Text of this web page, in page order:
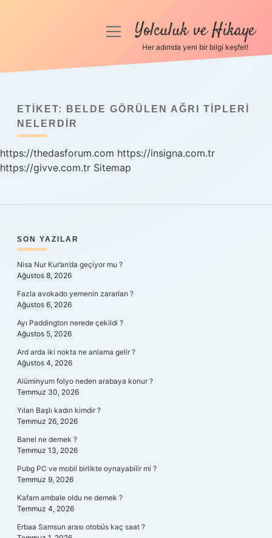
Anasayfa
Yasal Uyarı
Hakkımızda
menüyüYolculuk ve Hikaye
Her adımda yeni bir bilgi keşfet!
ETIKET:
BELDE GÖRÜLEN AĞRI TIPLERI
NELERDIR
https://thedasforum.com https://insigna.com.tr
https://givve.com.tr Sitemap
SIDEBAR
SON YAZILAR
Nisa Nur Kur’an’da geçiyor mu ?
Ağustos 8, 2026
Fazla avokado yemenin zararları ?
Ağustos 6, 2026
Ayı Paddington nerede çekildi ?
Ağustos 5, 2026
Ard arda iki nokta ne anlama gelir ?
Ağustos 4, 2026
Alüminyum folyo neden arabaya konur ?
Temmuz 30, 2026
Yılan Başlı kadın kimdir ?
Temmuz 26, 2026
Banel ne demek ?
Temmuz 13, 2026
Pubg PC ve mobil birlikte oynayabilir mi ?
Temmuz 9, 2026
Kafam ambale oldu ne demek ?
Temmuz 4, 2026
Erbaa Samsun arası otobüs kaç saat ?